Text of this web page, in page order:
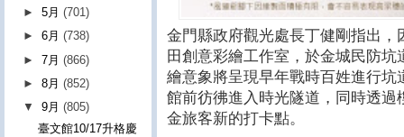
金門縣政府觀光處長丁健剛指出
田創意彩繪工作室，於金城民防
繪意象將呈現早年戰時百姓進行
館前彷彿進入時光隧道，同時透
金旅客新的打卡點。
►5月(701)
►6月(738)
►7月(866)
►8月(852)
▼9月(805)
臺文館10/17升格慶